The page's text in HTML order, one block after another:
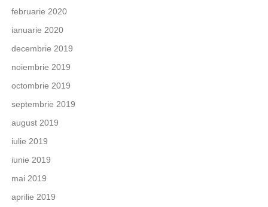
februarie 2020
ianuarie 2020
decembrie 2019
noiembrie 2019
octombrie 2019
septembrie 2019
august 2019
iulie 2019
iunie 2019
mai 2019
aprilie 2019